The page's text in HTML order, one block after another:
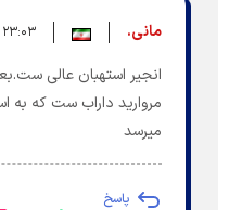
مانی. ۲۳:۰۳ - ۱۴۰۲/۰۶/۳۰
انجیر استهبان عالی
مروارید داراب ست که به
میرسد
پاسخ